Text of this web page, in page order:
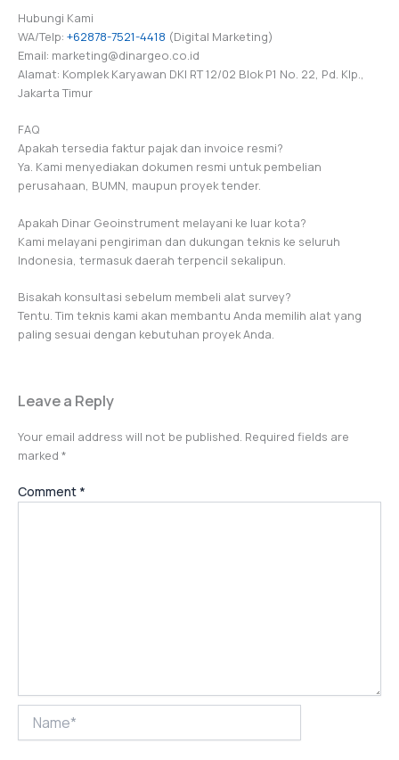
Hubungi Kami
WA/Telp: +62878-7521-4418 (Digital Marketing)
Email: marketing@dinargeo.co.id
Alamat: Komplek Karyawan DKI RT 12/02 Blok P1 No. 22, Pd. Klp.,
Jakarta Timur
FAQ
Apakah tersedia faktur pajak dan invoice resmi?
Ya. Kami menyediakan dokumen resmi untuk pembelian
perusahaan, BUMN, maupun proyek tender.
Apakah Dinar Geoinstrument melayani ke luar kota?
Kami melayani pengiriman dan dukungan teknis ke seluruh
Indonesia, termasuk daerah terpencil sekalipun.
Bisakah konsultasi sebelum membeli alat survey?
Tentu. Tim teknis kami akan membantu Anda memilih alat yang
paling sesuai dengan kebutuhan proyek Anda.
Leave a Reply
Your email address will not be published. Required fields are
marked *
Comment *